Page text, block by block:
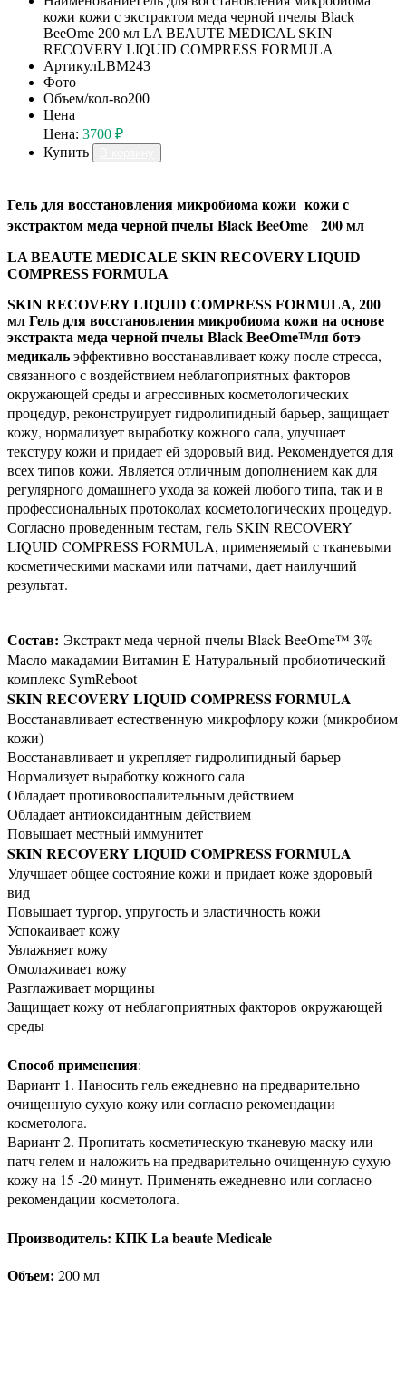
кожи кожи с экстрактом меда черной пчелы Black
BeeOme 200 мл LA BEAUTE MEDICAL SKIN
RECOVERY LIQUID COMPRESS FORMULA
АртикулLBM243
Фото
Объем/кол-во200
Цена
Цена: 3700 ₽
Купить
Гель для восстановления микробиома кожи кожи с
экстрактом меда черной пчелы Black BeeOme 200 мл
LA BEAUTE MEDICALE SKIN RECOVERY LIQUID
COMPRESS FORMULA
SKIN RECOVERY LIQUID COMPRESS FORMULA, 200
мл Гель для восстановления микробиома кожи на основе
экстракта меда черной пчелы Black BeeOme™ля ботэ
медикаль эффективно восстанавливает кожу после стресса,
связанного с воздействием неблагоприятных факторов
окружающей среды и агрессивных косметологических
процедур, реконструирует гидролипидный барьер, защищает
кожу, нормализует выработку кожного сала, улучшает
текстуру кожи и придает ей здоровый вид. Рекомендуется для
всех типов кожи. Является отличным дополнением как для
регулярного домашнего ухода за кожей любого типа, так и в
профессиональных протоколах косметологических процедур.
Согласно проведенным тестам, гель SKIN RECOVERY
LIQUID COMPRESS FORMULA, применяемый с тканевыми
косметическими масками или патчами, дает наилучший
результат.
Состав: Экстракт меда черной пчелы Black BeeOme™ 3%
Масло макадамии Витамин Е Натуральный пробиотический
комплекс SymReboot
SKIN RECOVERY LIQUID COMPRESS FORMULA
Восстанавливает естественную микрофлору кожи (микробиом
кожи)
Восстанавливает и укрепляет гидролипидный барьер
Нормализует выработку кожного сала
Обладает противовоспалительным действием
Обладает антиоксидантным действием
Повышает местный иммунитет
SKIN RECOVERY LIQUID COMPRESS FORMULA
Улучшает общее состояние кожи и придает коже здоровый
вид
Повышает тургор, упругость и эластичность кожи
Успокаивает кожу
Увлажняет кожу
Омолаживает кожу
Разглаживает морщины
Защищает кожу от неблагоприятных факторов окружающей
среды
Способ применения:
Вариант 1. Наносить гель ежедневно на предварительно
очищенную сухую кожу или согласно рекомендации
косметолога.
Вариант 2. Пропитать косметическую тканевую маску или
патч гелем и наложить на предварительно очищенную сухую
кожу на 15 -20 минут. Применять ежедневно или согласно
рекомендации косметолога.
Производитель: КПК La beaute Medicale
Объем: 200 мл